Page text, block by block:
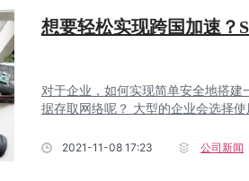
想要轻松实现跨国加速？
对于企业，如何实现简单安全地搭
据存取网络呢？ 大型的企业会选择
2021-11-08 17:23 公司新闻